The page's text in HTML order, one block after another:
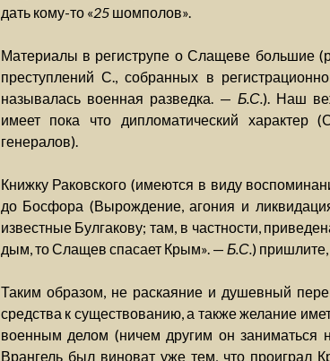
дать кому-то «25шомполов».
Материалы в региструпе о Слащеве большие
преступлений С., собранных в
называлась военная разведка. —Б.С.). Наш
имеет пока что дипломатический характер
генералов).
Книжку Раковского (имеются в виду
до Босфора (Вырождение, агония и
известные Булгакову; там, в частности,
дым, то Слащев спасает Крым». — Б.С.) пришлите,
Таким образом, не раскаяние и душевный
средства к существованию, а также желание
военным делом (ничем другим он заниматься
Врангель был виноват уже тем, что